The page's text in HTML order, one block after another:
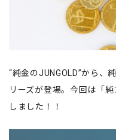
“純金のJUNGOLD”から、
リーズが登場。今回は「
しました！！